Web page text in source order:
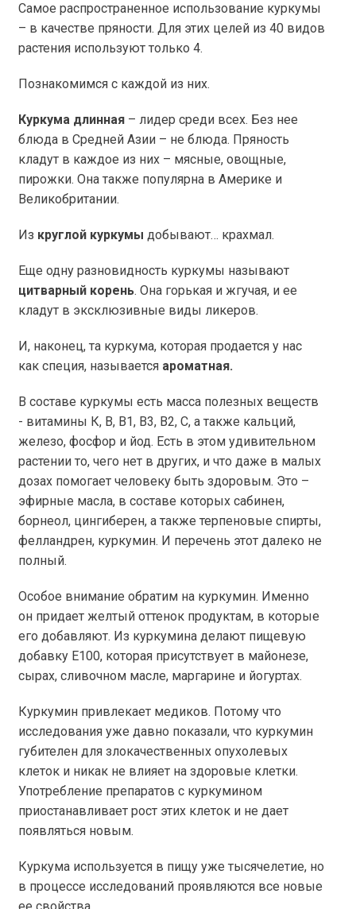
Самое распространенное использование куркумы
– в качестве пряности. Для этих целей из 40 видов
растения используют только 4.
Познакомимся с каждой из них.
Куркума длинная – лидер среди всех. Без нее
блюда в Средней Азии – не блюда. Пряность
кладут в каждое из них – мясные, овощные,
пирожки. Она также популярна в Америке и
Великобритании.
Из круглой куркумы добывают… крахмал.
Еще одну разновидность куркумы называют
цитварный корень. Она горькая и жгучая, и ее
кладут в эксклюзивные виды ликеров.
И, наконец, та куркума, которая продается у нас
как специя, называется ароматная.
В составе куркумы есть масса полезных веществ
- витамины К, В, В1, В3, В2, С, а также кальций,
железо, фосфор и йод. Есть в этом удивительном
растении то, чего нет в других, и что даже в малых
дозах помогает человеку быть здоровым. Это –
эфирные масла, в составе которых сабинен,
борнеол, цингиберен, а также терпеновые спирты,
фелландрен, куркумин. И перечень этот далеко не
полный.
Особое внимание обратим на куркумин. Именно
он придает желтый оттенок продуктам, в которые
его добавляют. Из куркумина делают пищевую
добавку Е100, которая присутствует в майонезе,
сырах, сливочном масле, маргарине и йогуртах.
Куркумин привлекает медиков. Потому что
исследования уже давно показали, что куркумин
губителен для злокачественных опухолевых
клеток и никак не влияет на здоровые клетки.
Употребление препаратов с куркумином
приостанавливает рост этих клеток и не дает
появляться новым.
Куркума используется в пищу уже тысячелетие, но
в процессе исследований проявляются все новые